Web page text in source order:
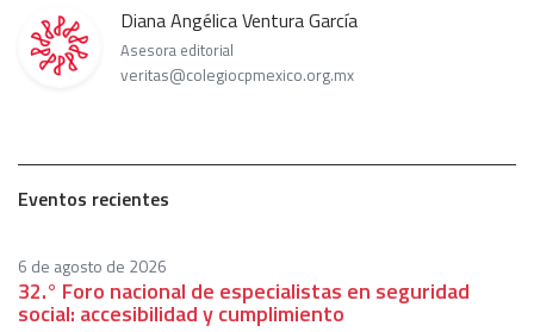
Diana Angélica Ventura García
Asesora editorial
veritas@colegiocpmexico.org.mx
Eventos recientes
6 de agosto de 2026
32.° Foro nacional de especialistas en seguridad
social: accesibilidad y cumplimiento